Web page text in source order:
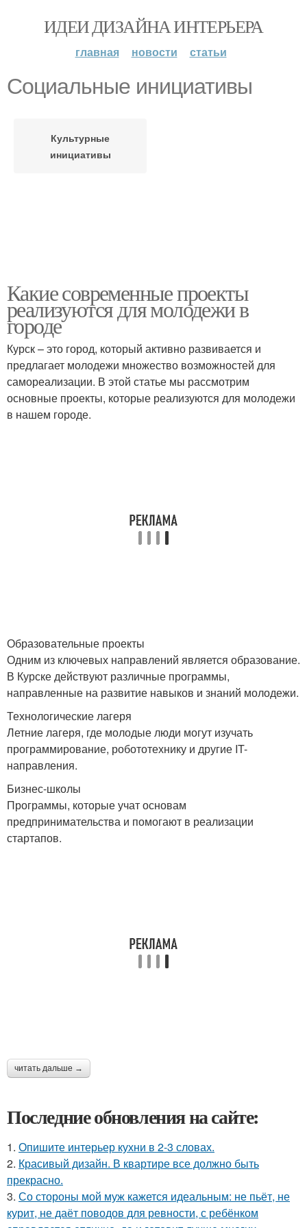
ИДЕИ ДИЗАЙНА ИНТЕРЬЕРА
главная новости статьи
Социальные инициативы
Культурные
инициативы
Какие современные проекты
реализуются для молодежи в
городе
Курск – это город, который активно развивается и
предлагает молодежи множество возможностей для
самореализации. В этой статье мы рассмотрим
основные проекты, которые реализуются для молодежи
в нашем городе.
Образовательные проекты
Одним из ключевых направлений является образование.
В Курске действуют различные программы,
направленные на развитие навыков и знаний молодежи.
Технологические лагеря
Летние лагеря, где молодые люди могут изучать
программирование, робототехнику и другие IT-
направления.
Бизнес-школы
Программы, которые учат основам
предпринимательства и помогают в реализации
стартапов.
читать дальше →
Последние обновления на сайте:
1. Опишите интерьер кухни в 2-3 словах.
2. Красивый дизайн. В квартире все должно быть
прекрасно.
3. Со стороны мой муж кажется идеальным: не пьёт, не
курит, не даёт поводов для ревности, с ребёнком